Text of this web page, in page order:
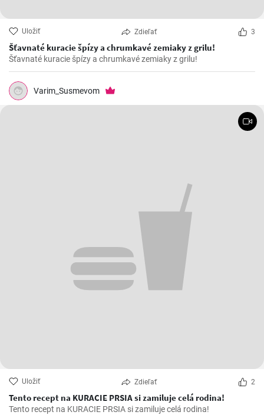
Uložiť Zdieľať 3
Šťavnaté kuracie špízy a chrumkavé zemiaky z grilu!
Šťavnaté kuracie špízy a chrumkavé zemiaky z grilu!
Varim_Susmevom
Uložiť Zdieľať 2
Tento recept na KURACIE PRSIA si zamiluje celá rodina!
Tento recept na KURACIE PRSIA si zamiluje celá rodina!